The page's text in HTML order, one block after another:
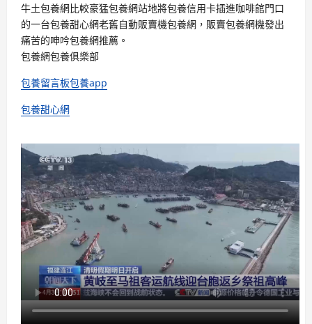
牛土包養網比較豪猛包養網站地將包養信用卡插進咖啡館門口
的一台包養甜心網老舊自動販賣機包養網 ，販賣包養網機發出
痛苦的呻吟包養網推薦 。
包養網包養俱樂部
包養留言板包養app
包養甜心網